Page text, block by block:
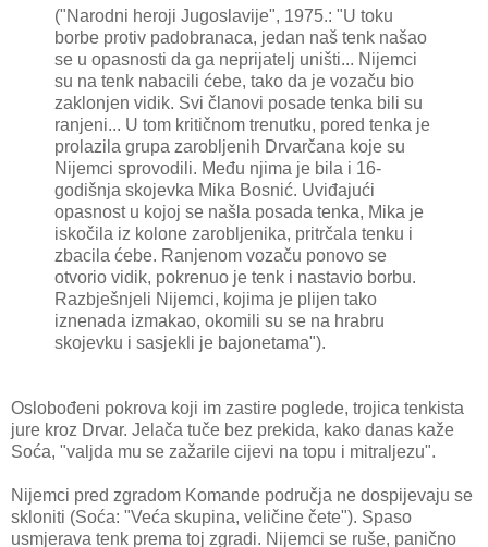
("Narodni heroji Jugoslavije", 1975.: "U toku
borbe protiv padobranaca, jedan naš tenk našao
se u opasnosti da ga neprijatelj uništi... Nijemci
su na tenk nabacili ćebe, tako da je vozaču bio
zaklonjen vidik. Svi članovi posade tenka bili su
ranjeni... U tom kritičnom trenutku, pored tenka je
prolazila grupa zarobljenih Drvarčana koje su
Nijemci sprovodili. Među njima je bila i 16-
godišnja skojevka Mika Bosnić. Uviđajući
opasnost u kojoj se našla posada tenka, Mika je
iskočila iz kolone zarobljenika, pritrčala tenku i
zbacila ćebe. Ranjenom vozaču ponovo se
otvorio vidik, pokrenuo je tenk i nastavio borbu.
Razbješnjeli Nijemci, kojima je plijen tako
iznenada izmakao, okomili su se na hrabru
skojevku i sasjekli je bajonetama").
Oslobođeni pokrova koji im zastire poglede, trojica tenkista
jure kroz Drvar. Jelača tuče bez prekida, kako danas kaže
Soća, "valjda mu se zažarile cijevi na topu i mitraljezu".
Nijemci pred zgradom Komande područja ne dospijevaju se
skloniti (Soća: "Veća skupina, veličine čete"). Spaso
usmjerava tenk prema toj zgradi. Nijemci se ruše, panično